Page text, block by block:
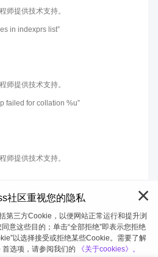
师提供技术支持。
in indexprs list”
师提供技术支持。
failed for collation %u”
师提供技术支持。
社区重视您的隐私
第三方Cookie，以便网站正常运行和提升浏
意这些目的；单击“全部拒绝”即表示您拒绝
以选择接受或拒绝某些Cookie。需要了解
选项，请参阅我们的
《关于cookies》。